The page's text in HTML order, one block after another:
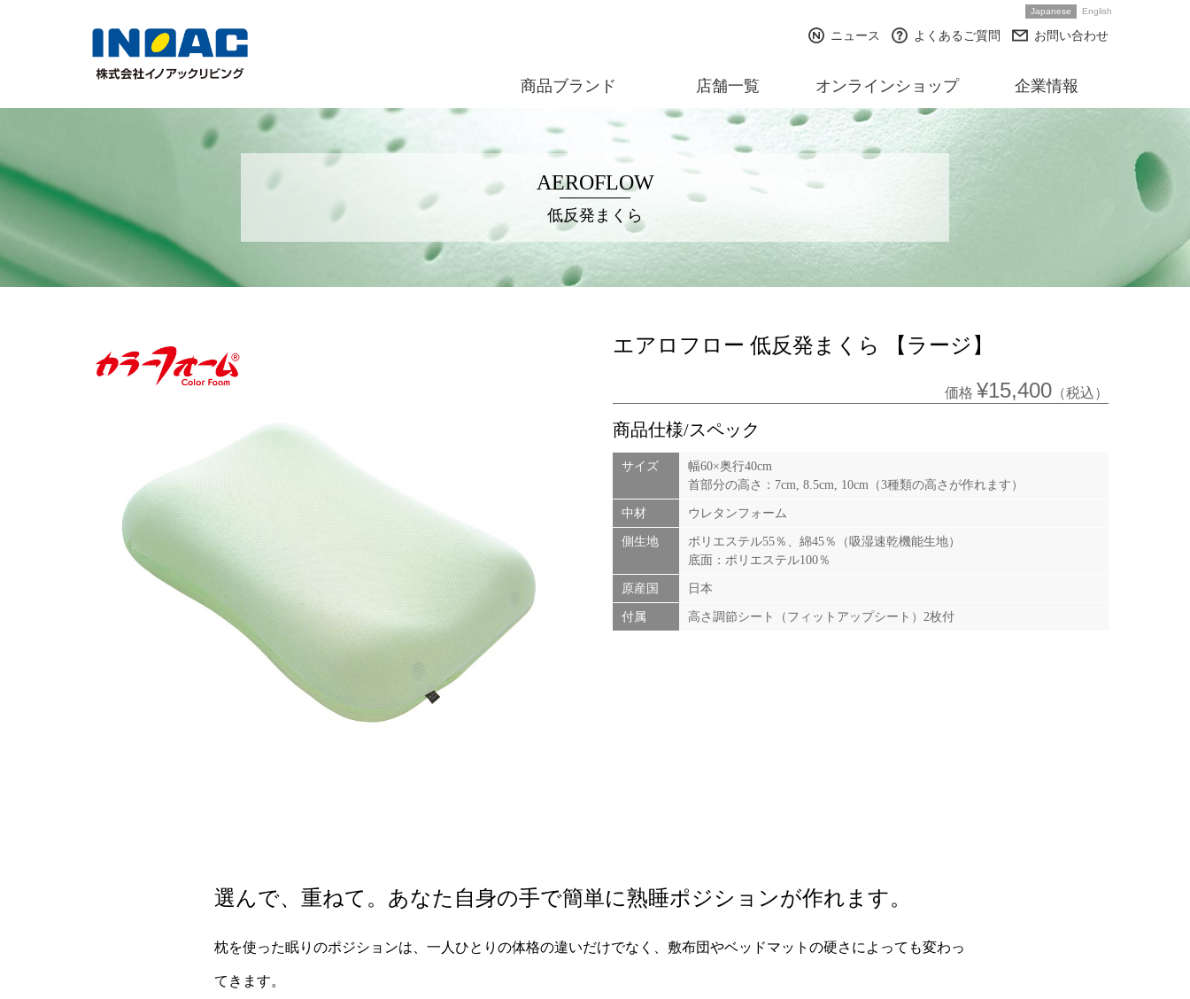
Japanese English
ニュース よくあるご質問 お問い合わせ
商品ブランド 店舗一覧 オンラインショップ 企業情報
AEROFLOW
低反発まくら
エアロフロー 低反発まくら 【ラージ】
価格 ¥15,400 （税込）
商品仕様/スペック
サイズ
幅60×奥行40cm
首部分の高さ：7cm, 8.5cm, 10cm（3種類の高さが作れます）
中材 ウレタンフォーム
側生地
ポリエステル55％、綿45％（吸湿速乾機能生地）
底面：ポリエステル100％
原産国 日本
付属 高さ調節シート（フィットアップシート）2枚付
選んで、重ねて。あなた自身の手で簡単に熟睡ポジションが作れます。
枕を使った眠りのポジションは、一人ひとりの体格の違いだけでなく、敷布団やベッドマットの硬さによっても変わっ
てきます。